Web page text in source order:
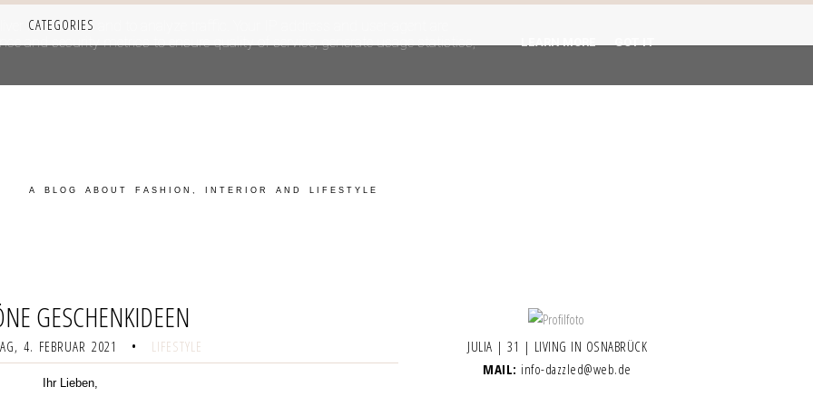
CATEGORIES
A BLOG ABOUT FASHION, INTERIOR AND LIFESTYLE
GESCHENKIDEEN
4. FEBRUAR 2021 • LIFESTYLE
Ihr Lieben,
JULIA | 31 | LIVING IN OSNABRÜCK
MAIL: info-dazzled@web.de
its services and to analyze traffic. Your IP address and user-agent are
and security metrics to ensure quality of service, generate usage statistics,
LEARN MORE GOT IT